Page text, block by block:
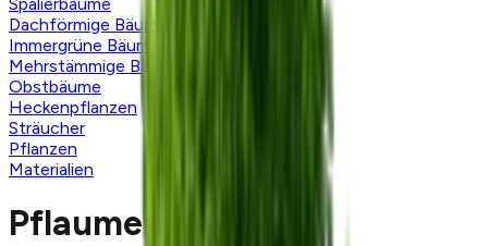
Dachförmige Bäume
Immergrüne Bäume
Mehrstämmige Bäume
Obstbäume
Heckenpflanzen
Sträucher
Pflanzen
Materialien
Pflaumenbaum